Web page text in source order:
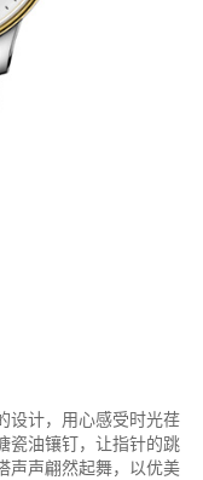
设计，用心感受时光荏
瓷油镶钉，让指针的跳
声声翩然起舞，以优美